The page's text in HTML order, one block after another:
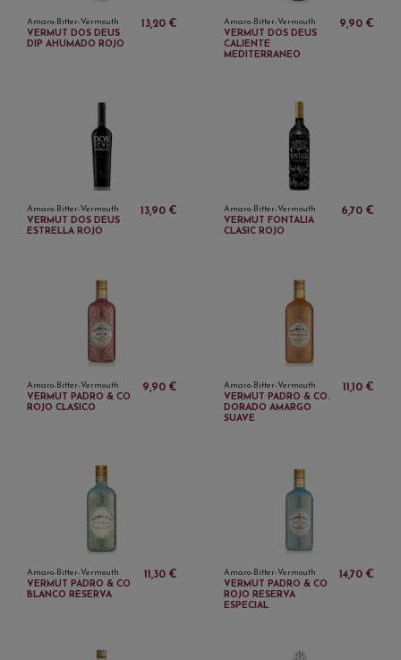
Amaro-Bitter-Vermouth
VERMUT DOS DEUS
DIP AHUMADO ROJO
13,20 € Amaro-Bitter-Vermouth
VERMUT DOS DEUS
CALIENTE
MEDITERRANEO
9,90 €
Amaro-Bitter-Vermouth
VERMUT DOS DEUS
ESTRELLA ROJO
13,90 € Amaro-Bitter-Vermouth
VERMUT FONTALIA
CLASIC ROJO
6,70 €
Amaro-Bitter-Vermouth
VERMUT PADRO & CO
ROJO CLASICO
9,90 € Amaro-Bitter-Vermouth
VERMUT PADRO & CO.
DORADO AMARGO
SUAVE
11,10 €
Amaro-Bitter-Vermouth
VERMUT PADRO & CO
BLANCO RESERVA
11,30 € Amaro-Bitter-Vermouth
VERMUT PADRO & CO
ROJO RESERVA
ESPECIAL
14,70 €